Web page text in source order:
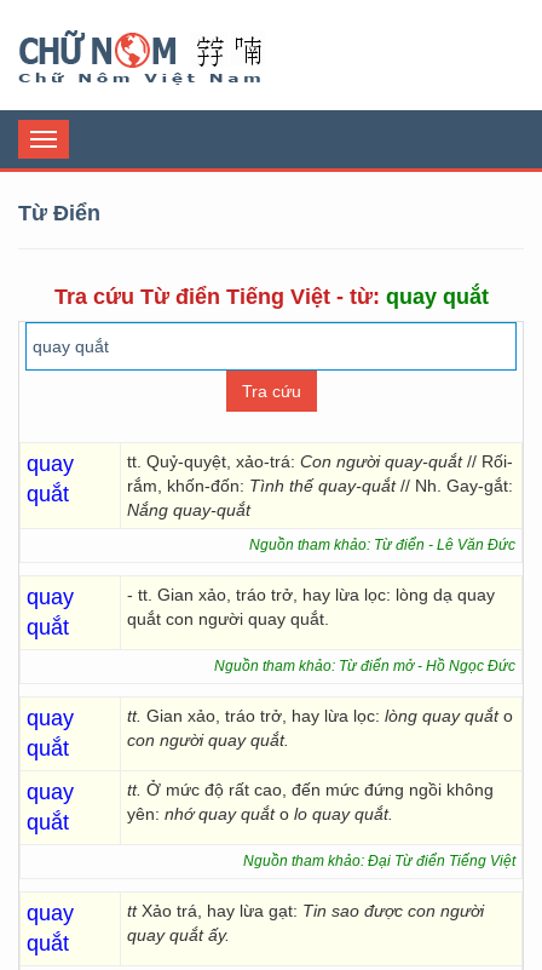
Toggle
navigation
Từ Điển
Tra cứu Từ điển Tiếng Việt - từ: quay quắt
quay
quắt
tt. Quỷ-quyệt, xảo-trá: Con người quay-quắt// Rối-
rắm, khốn-đốn: Tình thế quay-quắt// Nh. Gay-gắt:
Nắng quay-quắt
Nguồn tham khảo: Từ điển - Lê Văn Đức
quay
quắt
- tt. Gian xảo, tráo trở, hay lừa lọc: lòng dạ quay
quắt con người quay quắt.
Nguồn tham khảo: Từ điển mở - Hồ Ngọc Đức
quay
quắt
tt. Gian xảo, tráo trở, hay lừa lọc: lòng quay quắto
con người quay quắt.
quay
quắt
tt. Ở mức độ rất cao, đến mức đứng ngồi không
yên: nhớ quay quắto lo quay quắt.
Nguồn tham khảo: Đại Từ điển Tiếng Việt
quay
quắt
ttXảo trá, hay lừa gạt: Tin sao được con người
quay quắt ấy.